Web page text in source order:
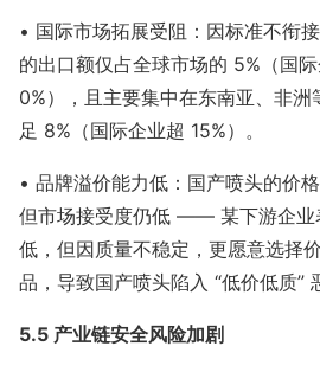
• 国际市场拓展受阻：因标准不衔
的出口额仅占全球市场的 5%（国
0%），且主要集中在东南亚、非洲
足 8%（国际企业超 15%）。
• 品牌溢价能力低：国产喷头的价
但市场接受度仍低 —— 某下游企业
低，但因质量不稳定，更愿意选择
品，导致国产喷头陷入 “低价低质”
5.5 产业链安全风险加剧